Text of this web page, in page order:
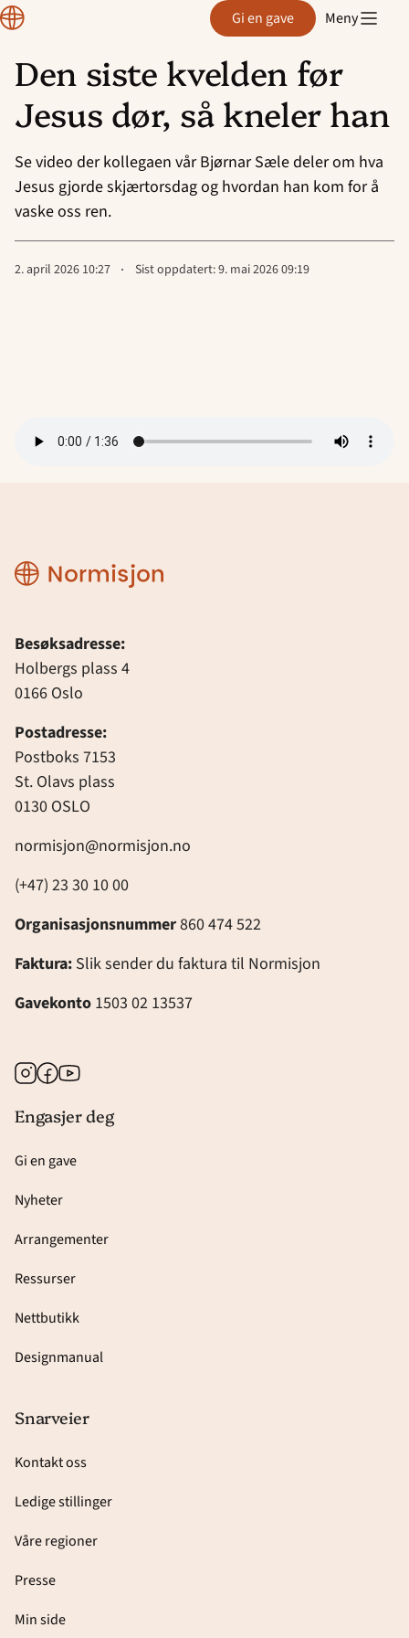
Hopp
til
innhold
Normisjon Gi en gave Meny
Den siste kvelden før
Jesus dør, så kneler han
Se video der kollegaen vår Bjørnar Sæle deler om hva
Jesus gjorde skjærtorsdag og hvordan han kom for å
vaske oss ren.
Lagt
2. april 2026 10:27 Sist oppdatert:9. mai 2026 09:19
Normisjon
Besøksadresse:
Holbergs plass 4
0166 Oslo
Postadresse:
Postboks 7153
St. Olavs plass
0130 OSLO
normisjon@normisjon.no
(+47) 23 30 10 00
Organisasjonsnummer860 474 522
Faktura: Slik sender du faktura til Normisjon
Gavekonto 1503 02 13537
Instagram
Facebook
Youtube
Engasjer deg
Gi en gave
Nyheter
Arrangementer
Ressurser
Nettbutikk
Designmanual
Snarveier
Kontakt oss
Ledige stillinger
Våre regioner
Presse
Min side